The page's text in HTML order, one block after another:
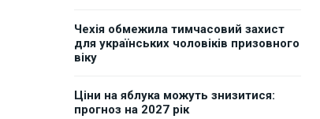
Чехія обмежила тимчасовий захист
для українських чоловіків призовного
віку
Ціни на яблука можуть знизитися:
прогноз на 2027 рік